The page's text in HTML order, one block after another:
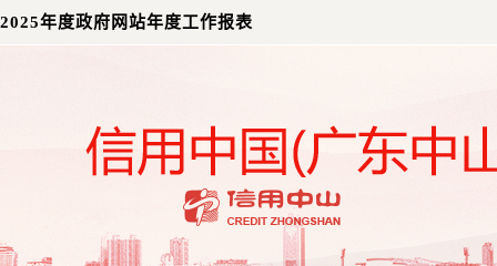
2025年度政府网站年度工作报表